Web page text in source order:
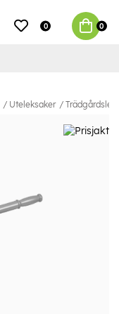
0 0
Uteleksaker